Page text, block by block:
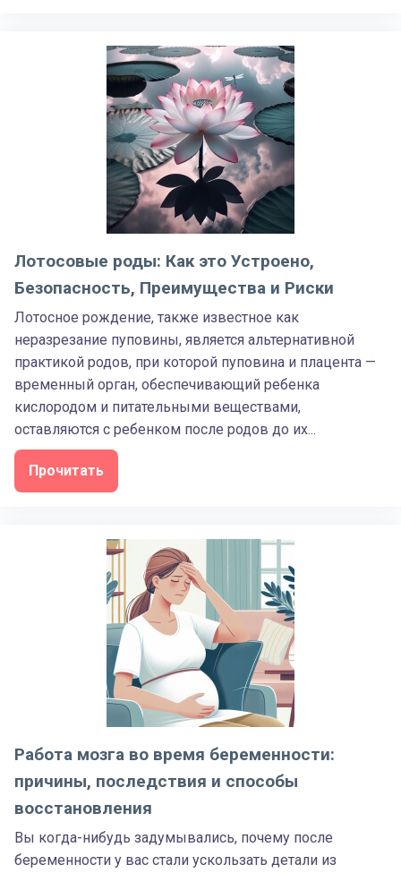
Лотосовые роды: Как это Устроено,
Безопасность, Преимущества и Риски
Лотосное рождение, также известное как
неразрезание пуповины, является альтернативной
практикой родов, при которой пуповина и плацента —
временный орган, обеспечивающий ребенка
кислородом и питательными веществами,
оставляются с ребенком после родов до их...
Прочитать
Работа мозга во время беременности:
причины, последствия и способы
восстановления
Вы когда-нибудь задумывались, почему после
беременности у вас стали ускользать детали из